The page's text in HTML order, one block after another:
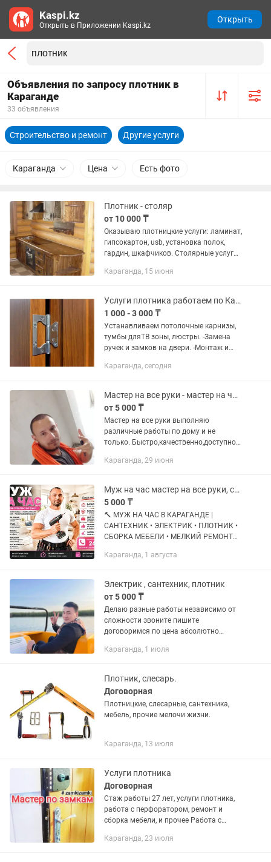
Объявления по запросу плотник в
Караганде
33 объявления
Строительство и ремонт Другие услуги
Караганда Цена Есть фото
Плотник - столяр
от 10 000 ₸
Оказываю плотницкие услуги: ламинат,
гипсокартон, usb, установка полок,
гардин, шкафчиков. Столярные услуги
можно на
Караганда, 15 июня
Услуги плотника работаем по Караганде.
1 000 - 3 000 ₸
Устанавливаем потолочные карнизы,
тумбы дляТВ зоны, люстры. -Замена
ручек и замков на двери. -Монтаж и
тумбочки, дверей шкафа, установка
Караганда, сегодня
Мастер на все руки - мастер на час / муж на час / электрик/ плотник
от 5 000 ₸
Мастер на все руки выполняю
различные работы по дому и не
только. Быстро,качественно,доступно и
работ и индивидуальный подход к
Караганда, 29 июня
Муж на час мастер на все руки, сантехник, электрик, плотник
5 000 ₸
🔨 МУЖ НА ЧАС В КАРАГАНДЕ |
САНТЕХНИК • ЭЛЕКТРИК • ПЛОТНИК •
СБОРКА МЕБЕЛИ • МЕЛКИЙ РЕМОНТ
Выполню любые бытовые работы в
коммерческом...
Караганда, 1 августа
Электрик , сантехник, плотник
от 5 000 ₸
Делаю разные работы независимо от
сложности звоните пишите
договоримся по цена абсолютно
Караганда, 1 июля
Плотник, слесарь.
Договорная
Плотницкие, слесарные, сантехника,
мебель, прочие мелочи жизни.
Караганда, 13 июля
Услуги плотника
Договорная
Стаж работы 27 лет, услуги плотника,
работа с перфоратором, ремонт и
сборка мебели, и прочее Работа с
Караганда, 23 июля
Kaspi.kz
Открыть в Приложении Kaspi.kz
Открыть